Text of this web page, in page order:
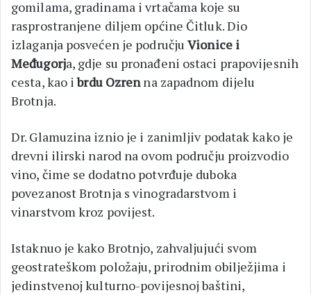
gomilama, gradinama i vrtačama koje su
rasprostranjene diljem općine Čitluk. Dio
izlaganja posvećen je područjuVionice i
Međugorja, gdje su pronađeni ostaci prapovijesnih
cesta, kao ibrdu Ozrenna zapadnom dijelu
Brotnja.
Dr. Glamuzina iznio je i zanimljiv podatak kako je
drevni ilirski narod na ovom području proizvodio
vino, čime se dodatno potvrđuje duboka
povezanost Brotnja s vinogradarstvom i
vinarstvom kroz povijest.
Istaknuo je kako Brotnjo, zahvaljujući svom
geostrateškom položaju, prirodnim obilježjima i
jedinstvenoj kulturno-povijesnoj baštini,